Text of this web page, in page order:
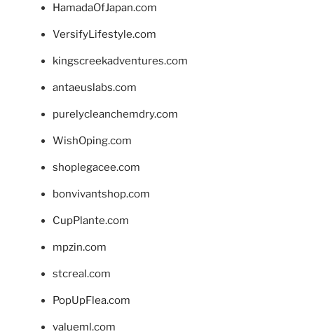
HamadaOfJapan.com
VersifyLifestyle.com
kingscreekadventures.com
antaeuslabs.com
purelycleanchemdry.com
WishOping.com
shoplegacee.com
bonvivantshop.com
CupPlante.com
mpzin.com
stcreal.com
PopUpFlea.com
valueml.com